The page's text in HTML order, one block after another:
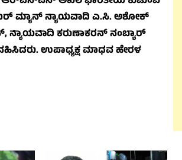
ಮ್ಯಾನ್ ನ್ಯಾಯವಾದಿ ಎ.ಸಿ. ಅಶೋಕ್
ನ್ಯಾಯವಾದಿ ಕರುಣಾಕರನ್ ನಂಬ್ಯಾರ್
ಉಪಾಧ್ಯಕ್ಷ ಮಾಧವ ಹೇರಳ